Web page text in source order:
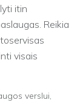
itin
Reikia
visais
verslui,